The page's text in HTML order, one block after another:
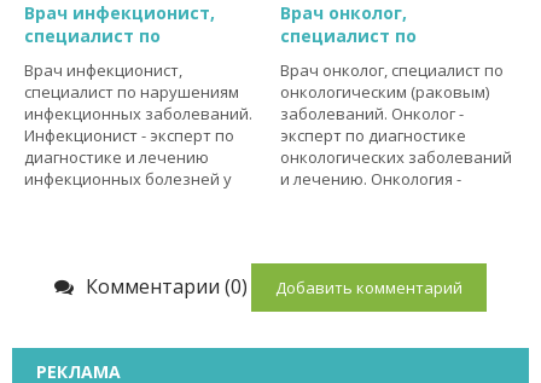
Врач инфекционист,
специалист по
Врач инфекционист,
специалист по нарушениям
инфекционных заболеваний.
Инфекционист - эксперт по
диагностике и лечению
инфекционных болезней у
Врач онколог,
специалист по
Врач онколог, специалист по
онкологическим (раковым)
заболеваний. Онколог -
эксперт по диагностике
онкологических заболеваний
и лечению. Онкология -
Комментарии (0) Добавить комментарий
РЕКЛАМА